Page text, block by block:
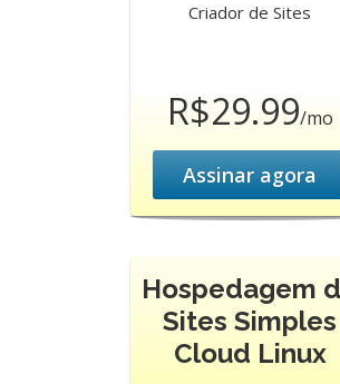
Criador de Sites
R$29.99/mo
Assinar agora
Hospedagem
Sites Simples
Cloud Linux